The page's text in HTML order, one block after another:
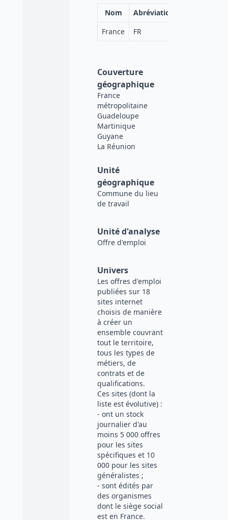
Nom
Abréviation
France
FR
Couverture
géographique
France
métropolitaine
Guadeloupe
Martinique
Guyane
La Réunion
Unité
géographique
Commune du lieu
de travail
Unité d'analyse
Offre d'emploi
Univers
Les offres d'emploi
publiées sur 18
sites internet
choisis de manière
à créer un
ensemble couvrant
tout le territoire,
tous les types de
métiers, de
contrats et de
qualifications.
Ces sites (dont la
liste est évolutive) :
- ont un stock
journalier d'au
moins 5 000 offres
pour les sites
spécifiques et 10
000 pour les sites
généralistes ;
- sont édités par
des organismes
dont le siège social
est en France.